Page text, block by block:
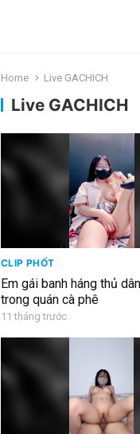
Home Live GACHICH
Live GACHICH
CLIP PHỐT
Em gái banh háng thủ
trong quán cà phê
11 tháng trước